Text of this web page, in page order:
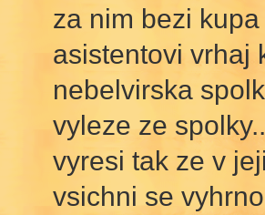
za nim bezi
asistentovi vrhaj
nebelvirska
vyleze ze
vyresi tak ze v
vsichni se